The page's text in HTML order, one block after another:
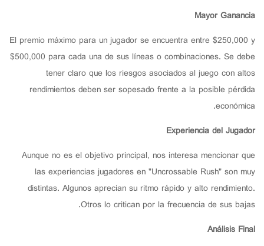
Mayor Ganancia
El premio máximo para un jugador se encuentra entre $250,000 y
$500,000 para cada una de sus líneas o combinaciones. Se debe
tener claro que los riesgos asociados al juego con altos
rendimientos deben ser sopesado frente a la posible pérdida
económica.
Experiencia del Jugador
Aunque no es el objetivo principal, nos interesa mencionar que
las experiencias jugadores en "Uncrossable Rush" son muy
distintas. Algunos aprecian su ritmo rápido y alto rendimiento.
Otros lo critican por la frecuencia de sus bajas.
Análisis Final